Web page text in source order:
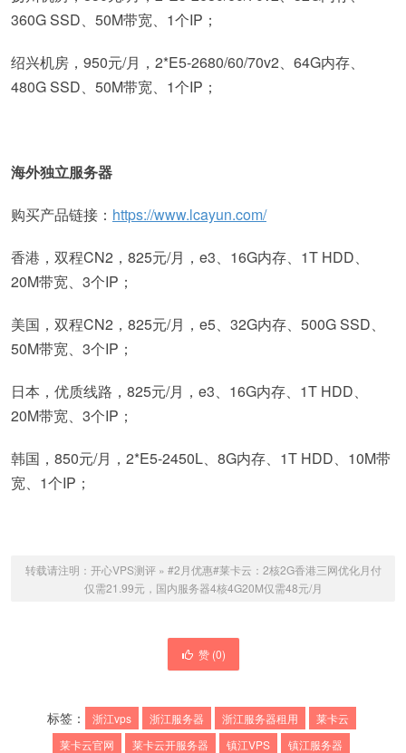
360G SSD、50M带宽、1个IP；
绍兴机房，950元/月，2*E5-2680/60/70v2、64G内存、
480G SSD、50M带宽、1个IP；
海外独立服务器
购买产品链接： https://www.lcayun.com/
香港，双程CN2，825元/月，e3、16G内存、1T HDD、
20M带宽、3个IP；
美国，双程CN2，825元/月，e5、32G内存、500G SSD、
50M带宽、3个IP；
日本，优质线路，825元/月，e3、16G内存、1T HDD、
20M带宽、3个IP；
韩国，850元/月，2*E5-2450L、8G内存、1T HDD、10M带
宽、1个IP；
转载请注明： 开心VPS测评» #2月优惠#莱卡云：2核2G香港三网优化月付
仅需21.99元，国内服务器4核4G20M仅需48元/月
赞 (0)
标签： 浙江vps 浙江服务器 浙江服务器租用
莱卡云
莱卡云官网
莱卡云开服务器 镇江VPS
镇江服务器